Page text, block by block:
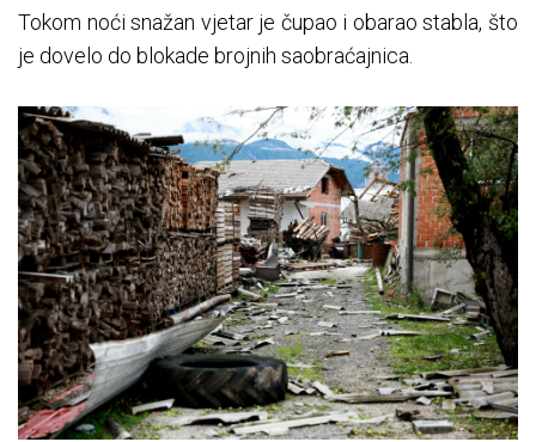
Tokom noći snažan vjetar je čupao i obarao stabla, što
je dovelo do blokade brojnih saobraćajnica.